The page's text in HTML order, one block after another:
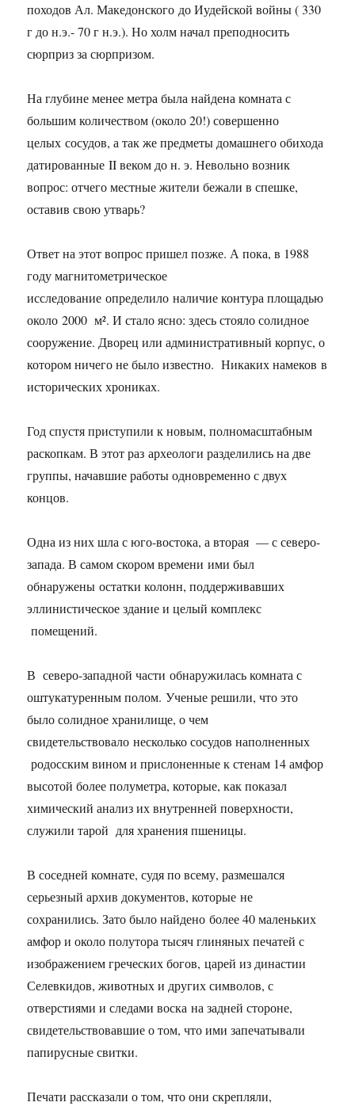
походов Ал. Македонского до Иудейской войны ( 330
г до н.э.- 70 г н.э.). Но холм начал преподносить
сюрприз за сюрпризом.
На глубине менее метра была найдена комната с
большим количеством (около 20!) совершенно
целых сосудов, а так же предметы домашнего обихода
датированные II веком до н. э. Невольно возник
вопрос: отчего местные жители бежали в спешке,
оставив свою утварь?
Ответ на этот вопрос пришел позже. А пока, в 1988
году магнитометрическое
исследование определило наличие контура площадью
около 2000 м². И стало ясно: здесь стояло солидное
сооружение. Дворец или административный корпус, о
котором ничего не было известно. Никаких намеков в
исторических хрониках.
Год спустя приступили к новым, полномасштабным
раскопкам. В этот раз археологи разделились на две
группы, начавшие работы одновременно с двух
концов.
Одна из них шла с юго-востока, а вторая — с северо-
запада. В самом скором времени ими был
обнаружены остатки колонн, поддерживавших
эллинистическое здание и целый комплекс
помещений.
В северо-западной части обнаружилась комната с
оштукатуренным полом. Ученые решили, что это
было солидное хранилище, о чем
свидетельствовало несколько сосудов наполненных
родосским вином и прислоненные к стенам 14 амфор
высотой более полуметра, которые, как показал
химический анализ их внутренней поверхности,
служили тарой для хранения пшеницы.
В соседней комнате, судя по всему, размешался
серьезный архив документов, которые не
сохранились. Зато было найдено более 40 маленьких
амфор и около полутора тысяч глиняных печатей с
изображением греческих богов, царей из династии
Селевкидов, животных и других символов, с
отверстиями и следами воска на задней стороне,
свидетельствовавшие о том, что ими запечатывали
папирусные свитки.
Печати рассказали о том, что они скрепляли,